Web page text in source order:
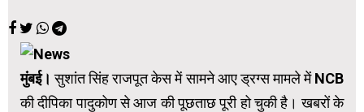
मुंबई।सुशांत सिंह राजपूत केस में सामने आए ड्रग्स मामले में NCB
की दीपिका पादुकोण से आज की पूछताछ पूरी हो चुकी है। खबरों के